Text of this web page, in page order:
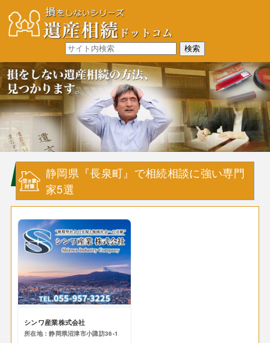
静岡県『長泉町』で相続相談に強い専門
家5選
シンワ産業株式会社
所在地：静岡県沼津市小諏訪36-1